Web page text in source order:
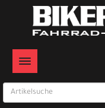
TOGGLE NAVIGATION